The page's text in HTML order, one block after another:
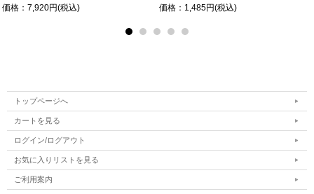
価格：7,920円(税込) 価格：1,485円(税込)
トップページへ
カートを見る
ログイン/ログアウト
お気に入りリストを見る
ご利用案内